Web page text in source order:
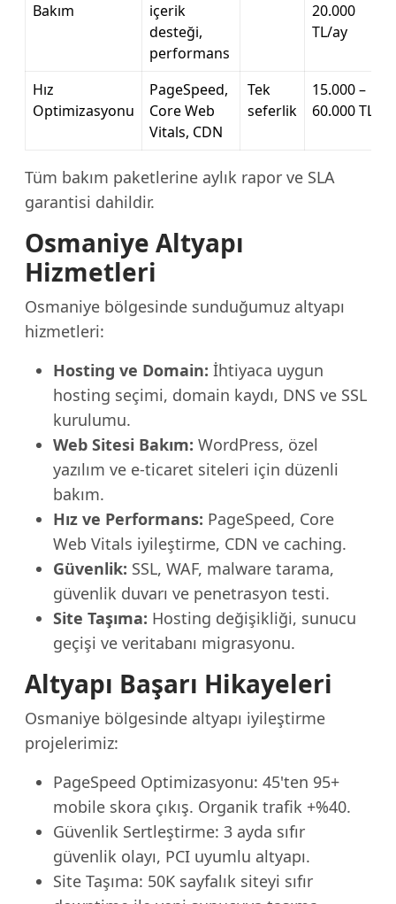
Bakım
içerik
desteği,
performans
20.000
TL/ay
Hız
Optimizasyonu
PageSpeed,
Core Web
Vitals, CDN
Tek
seferlik
15.000 –
60.000 TL
Tüm bakım paketlerine aylık rapor ve SLA
garantisi dahildir.
Osmaniye Altyapı
Hizmetleri
Osmaniye bölgesinde sunduğumuz altyapı
hizmetleri:
Hosting ve Domain: İhtiyaca uygun
hosting seçimi, domain kaydı, DNS ve SSL
kurulumu.
Web Sitesi Bakım: WordPress, özel
yazılım ve e-ticaret siteleri için düzenli
bakım.
Hız ve Performans: PageSpeed, Core
Web Vitals iyileştirme, CDN ve caching.
Güvenlik: SSL, WAF, malware tarama,
güvenlik duvarı ve penetrasyon testi.
Site Taşıma: Hosting değişikliği, sunucu
geçişi ve veritabanı migrasyonu.
Altyapı Başarı Hikayeleri
Osmaniye bölgesinde altyapı iyileştirme
projelerimiz:
PageSpeed Optimizasyonu: 45'ten 95+
mobile skora çıkış. Organik trafik +%40.
Güvenlik Sertleştirme: 3 ayda sıfır
güvenlik olayı, PCI uyumlu altyapı.
Site Taşıma: 50K sayfalık siteyi sıfır